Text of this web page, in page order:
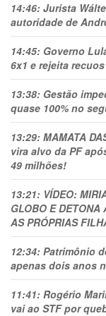
14:46: Jurista
autoridade de
14:45: Governo
6x1 e rejeita
13:38: Gestão
quase 100% no
13:29: MAMATA
vira alvo da PF
49 milhões!
13:21: VÍDEO:
GLOBO E DETONA
AS PRÓPRIAS
12:34: Patrimônio
apenas dois anos
11:41: Rogério
vai ao STF por